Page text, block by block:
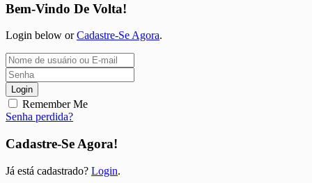
Bem-Vindo De Volta!
Login below orCadastre-Se Agora.
Login
Remember Me
Senha perdida?
Cadastre-Se Agora!
Já está cadastrado? Login.